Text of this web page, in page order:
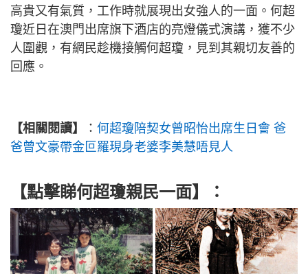
高貴又有氣質，工作時就展現出女強人的一面。何超
瓊近日在澳門出席旗下酒店的亮燈儀式演講，獲不少
人圍觀，有網民趁機接觸何超瓊，見到其親切友善的
回應。
【相關閱讀】 ： 何超瓊陪契女曾昭怡出席生日會 爸
爸曾文豪帶金叵羅現身老婆李美慧唔見人
【點擊睇何超瓊親民一面】：